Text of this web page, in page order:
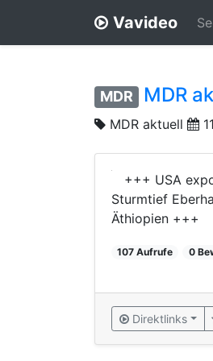
Vavideo
MDR MDR
MDR aktuell
+++ USA
Sturmtief
Äthiopien +++
107 Aufrufe 0
Direktlinks